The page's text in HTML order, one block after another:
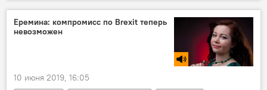
Еремина: компромисс по Brexit теперь
невозможен
10 июня 2019, 16:05